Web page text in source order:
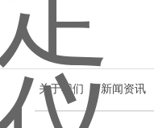
关于我们 | 新闻资讯